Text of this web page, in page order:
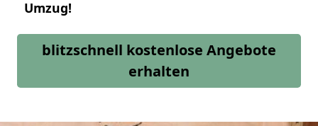
Umzug!
blitzschnell kostenlose Angebote
erhalten